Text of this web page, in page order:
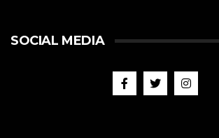
SOCIAL MEDIA